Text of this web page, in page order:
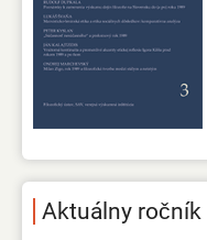
Aktuálny ročník